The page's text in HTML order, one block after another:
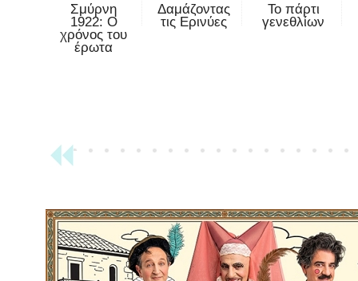
Σμύρνη
1922: Ο
χρόνος του
έρωτα
Δαμάζοντας
τις Ερινύες
Το πάρτι
γενεθλίων